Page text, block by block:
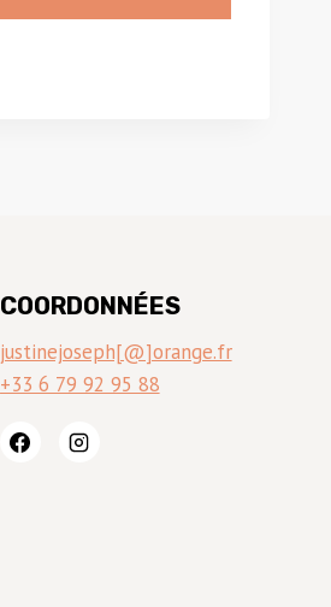
COORDONNÉES
justinejoseph[@]orange.fr
+33 6 79 92 95 88